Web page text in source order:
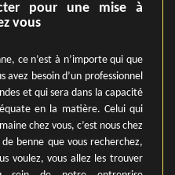
pour une mise à
vous
ce n’est à n’importe qui que
avez besoin d’un professionnel
et qui sera dans la capacité
en la matière. Celui qui
chez vous, c’est nous chez
benne que vous recherchez,
voulez, vous allez les trouver